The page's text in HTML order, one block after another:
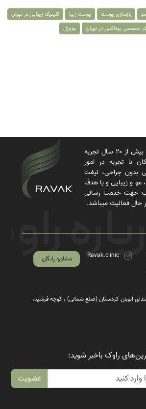
بازسازی پوست پوست زیبا
کلینیک زیبایی در تهران
تخصصی بوتاکس در تهران
مزوژل
مرکز زیبایی راوک با بیش از ۲۰ سال تجربه
با تجربه در امور
بدون جراحی، لیفت
و زیبایی و با هدف
جهت خدمت رسانی
حال فعالیت میباشد.
Ravak.clinic مشاوره رایگان
اتوبان کردستان (ضلع شمالی) ، کوچه فرشید،
راوک باخبر شوید:
عضویت